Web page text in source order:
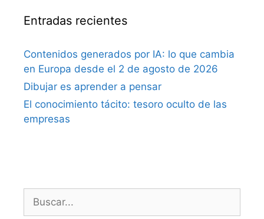
Entradas recientes
Contenidos generados por IA: lo que cambia
en Europa desde el 2 de agosto de 2026
Dibujar es aprender a pensar
El conocimiento tácito: tesoro oculto de las
empresas